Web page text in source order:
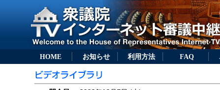
HOME お知らせ 利用方法 FAQ